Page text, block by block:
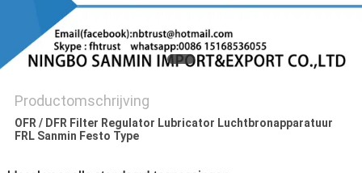
Productomschrijving
OFR / DFR Filter Regulator Lubricator Luchtbronapparatuur
FRL Sanmin Festo Type